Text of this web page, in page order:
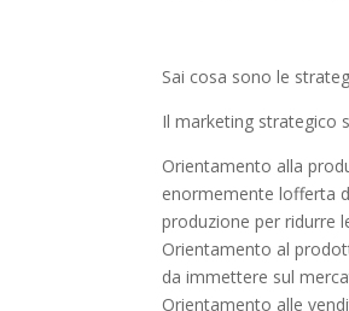
Sai cosa sono le
Il marketing strategico
Orientamento alla
enormemente lofferta
produzione per ridurre
Orientamento al
da immettere sul
Orientamento alle